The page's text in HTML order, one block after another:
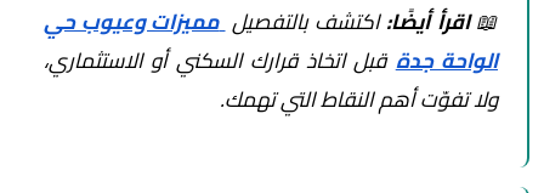
📖اقرأ أيضًا:اكتشف بالتفصيلمميزات وعيوب حي
الواحة جدةقبل اتخاذ قرارك السكني أو الاستثماري،
ولا تفوّت أهم النقاط التي تهمك.